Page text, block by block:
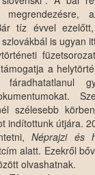
megrendezésre,
tíz évvel
is ugyan
a
fáradhatatlanul
szélesebb
indítottunk útjára.
Néprajzi és
alatt. Ezekről
olvashatnak.